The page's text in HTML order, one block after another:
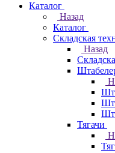
Каталог
Назад
Каталог
Складская
Назад
Тягачи